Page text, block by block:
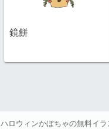
鏡餅
ハロウィンかぼちゃの無料イラ